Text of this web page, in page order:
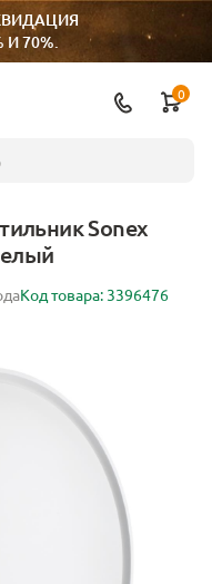
И 70%.
0
Sonex
Код товара: 3396476